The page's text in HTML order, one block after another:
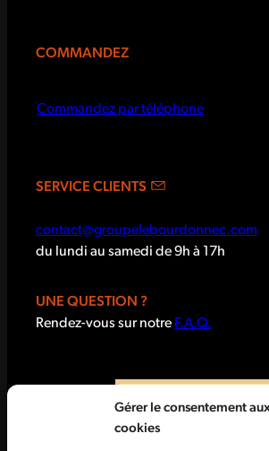
Gérer le consentement
cookies
COMMANDEZ
Commandez par téléphone
SERVICE CLIENTS
contact@groupelebourdonnec.com
du lundi au samedi de 9h à 17h
UNE QUESTION ?
Rendez-vous sur notre F.A.Q.